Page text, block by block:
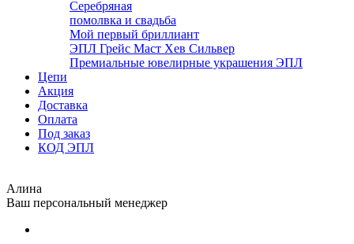
Серебряная
помолвка и свадьба
Мой первый бриллиант
ЭПЛ Грейс Маст Хев Сильвер
Премиальные ювелирные украшения ЭПЛ
Цепи
Акция
Доставка
Оплата
Под заказ
КОД ЭПЛ
Алина
Ваш персональный менеджер